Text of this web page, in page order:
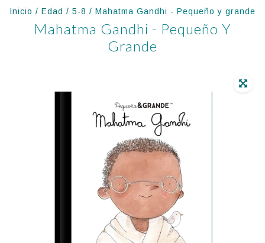
Inicio / Edad / 5-8 / Mahatma Gandhi - Pequeño y grande
Mahatma Gandhi - Pequeño Y
Grande